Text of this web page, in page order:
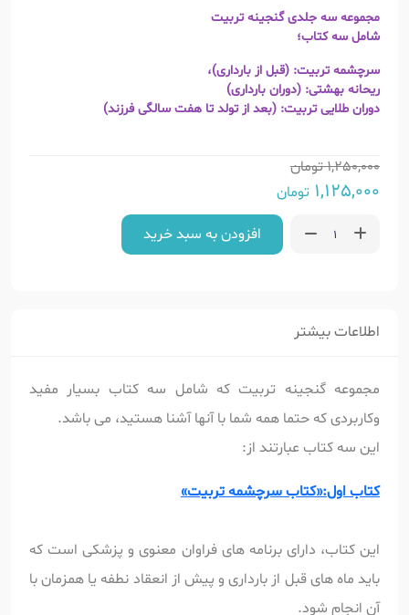
مجموعه سه جلدی گنجینه تربیت
شامل سه کتاب؛
سرچشمه تربیت: (قبل از بارداری)،
ریحانه بهشتی: (دوران بارداری)
دوران طلایی تربیت: (بعد از تولد تا هفت سالگی فرزند)
1,250,000تومان
1,125,000 تومان
افزودن به سبد خرید
اطلاعات بیشتر
مجموعه گنجینه تربیت که شامل سه کتاب بسیار مفید
وکاربردی که حتما همه شما با آنها آشنا هستید، می باشد.
این سه کتاب عبارتند از:
کتاب اول:«کتاب سرچشمه تربیت»
این کتاب، دارای برنامه های فراوان معنوی و پزشکی است که
باید ماه های قبل از بارداری و پیش از انعقاد نطفه یا همزمان با
آن انجام شود.